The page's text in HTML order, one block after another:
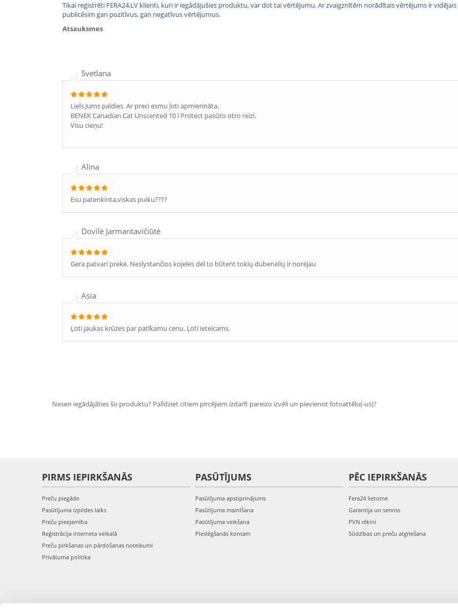
Tikai reģistrēti FERA24.LV klienti, kuri ir iegādājušies produktu, var dot tai vērtējumu. Ar zvaigznītēm norādītais vērtējums ir
publicēsim gan pozitīvus, gan negatīvus vērtējumus.
Atsauksmes
Svetlana
Liels Jums paldies. Ar preci esmu ļoti apmierināta.
BENEK Canadian Cat Unscented 10 l Protect pasūto otro reizi.
Visu cieņu!
Alina
Esu patenkinta,viskas puiku????
Dovilė Jarmantavičiūtė
Gera patvari prekė. Neslystančios kojelės dėl to būtent tokių dubenėlių ir norėjau
Asia
Ļoti jaukas krūzes par patīkamu cenu. Ļoti ieteicams.
Nesen iegādājāties šo produktu? Palīdziet citiem pircējiem izdarīt pareizo izvēli un pievienot fotoattēlu(-us)?
PIRMS IEPIRKŠANĀS
Preču piegāde
Pasūtījuma izpildes laiks
Preču pieejamība
Reģistrācija interneta veikalā
Preču pirkšanas un pārdošanas noteikumi
Privātuma politika
PASŪTĪJUMS
Pasūtījuma apstiprinājums
Pasūtījuma mainīšana
Pasūtījuma veikšana
Pieslēgšanās kontam
PĒC IEPIRKŠANĀS
Fera24 lietotne
Garantija un serviss
PVN rēķini
Sūdzības un preču atgriešana